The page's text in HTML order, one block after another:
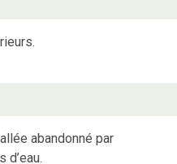
abandonné par
d’eau.